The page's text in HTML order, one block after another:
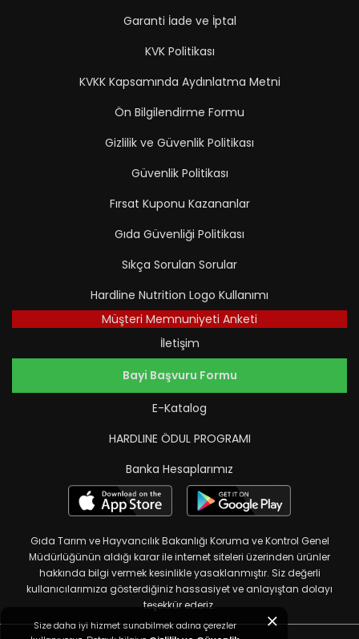
Size daha iyi hizmet sunabilmek adına çerezler
Garanti İade ve İptal
KVK Politikası
KVKK Kapsamında Aydınlatma Metni
Ön Bilgilendirme Formu
Gizlilik ve Güvenlik Politikası
Güvenlik Politikası
Fırsat Kuponu Kazananlar
Gıda Güvenliği Politikası
Sıkça Sorulan Sorular
Hardline Nutrition Logo Kullanımı
Müşteri Memnuniyeti Anketi
İletişim
Bayi Başvuru Formu
E-Katalog
HARDLINE ÖDUL PROGRAMI
Banka Hesaplarımız
Gıda Tarım ve Hayvancılık Bakanlığı Koruma ve Kontrol Genel
Müdürlüğünün aldığı karar ile internet siteleri üzerinden ürünler
hakkında bilgi vermek kesinlikle yasaklanmıştır. Siz değerli
kullanıcılarımıza gösterdiğiniz hassasiyet ve anlayıştan dolayı
teşekkür ederiz.